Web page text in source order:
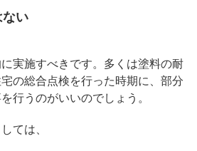
い
実施すべきです。多くは塗料の耐
の総合点検を行った時期に、部分
行うのがいいのでしょう。
ては、